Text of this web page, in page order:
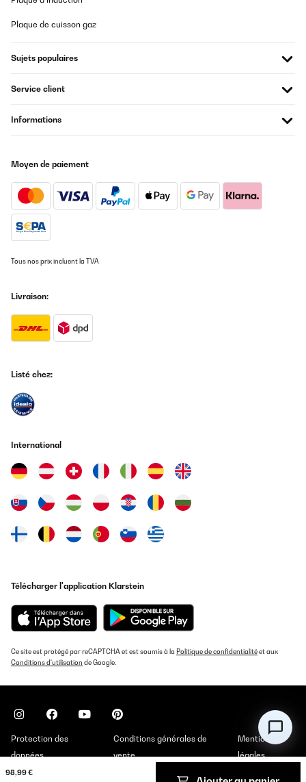
98,99 €
though the picture seems to be more logical
Amazon user
Plaque de cuisson gaz
Sujets populaires
Service client
Informations
Moyen de paiement
Tous nos prix incluent la TVA
Livraison:
Listé chez:
International
Télécharger l'application Klarstein
Ce site est protégé par reCAPTCHA et est soumis à la Politique de confidentialitéet aux
Conditions d'utilisation de Google.
Protection des
données
Conditions générales de
vente
Mentions
légales